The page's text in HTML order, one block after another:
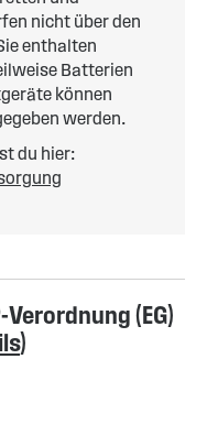
nicht über den
enthalten
Batterien
können
werden.
du hier:
(EG)
)